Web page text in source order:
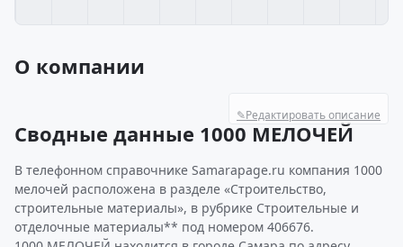
О компании
✎Редактировать описание
Сводные данные 1000 МЕЛОЧЕЙ
В телефонном справочнике Samarapage.ru компания 1000
мелочей расположена в разделе «Строительство,
строительные материалы», в рубрике Строительные и
отделочные материалы** под номером 406676.